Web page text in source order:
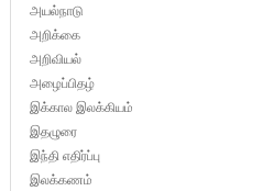
அயல்நாடு
அறிக்கை
அறிவியல்
அழைப்பிதழ்
இக்கால இலக்கியம்
இதழுரை
இந்தி எதிர்ப்பு
இலக்கணம்